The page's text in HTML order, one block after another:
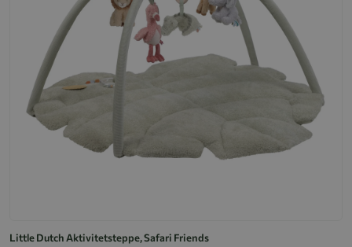
Little Dutch Aktivitetsteppe, Safari Friends